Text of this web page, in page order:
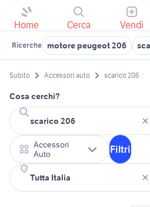
Home Cerca Vendi
Ricerche motore peugeot 206
Subito Accessori auto scarico 206
Cosa cerchi?
Accessori
Auto
Filtri